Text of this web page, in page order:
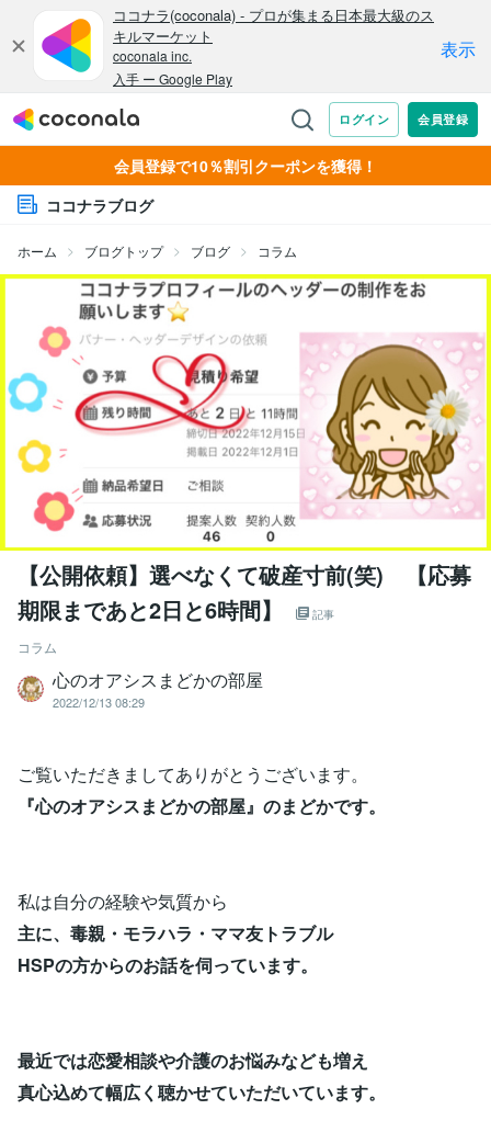
会員登録で10％割引クーポンを獲得！
ココナラブログ
ホーム ブログトップ ブログ コラム
【公開依頼】選べなくて破産寸前(笑) 【応募
期限まであと2日と6時間】
記事
コラム
心のオアシスまどかの部屋
2022/12/13 08:29
ご覧いただきましてありがとうございます。
『心のオアシスまどかの部屋』のまどかです。
私は自分の経験や気質から
主に、毒親・モラハラ・ママ友トラブル
HSPの方からのお話を伺っています。
最近では恋愛相談や介護のお悩みなども増え
真心込めて幅広く聴かせていただいています。